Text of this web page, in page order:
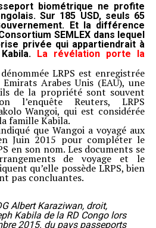
biométrique ne profite
Sur 185 USD, seuls 65
Et la différence
SEMLEX dans lequel
privée qui appartiendrait à
La révélation porte la
LRPS est enregistrée
Arabes Unis (EAU), une
de la propriété sont souvent
l’enquête Reuters, LRPS
Wangoi, qui est considérée
famille Kabila.
que Wangoi a voyagé aux
Juin 2015 pour compléter le
en son nom. Les documents se
de voyage et le
qu’elle possède LRPS, bien
pas concluantes.
Albert Karaziwan, droit,
Kabila de la RD Congo lors
2015. du pays passeports